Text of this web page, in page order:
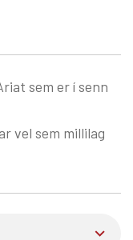
sem er í senn
vel sem millilag